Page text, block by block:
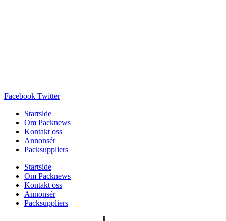
Facebook Twitter
Startside
Om Packnews
Kontakt oss
Annonsér
Packsuppliers
Startside
Om Packnews
Kontakt oss
Annonsér
Packsuppliers